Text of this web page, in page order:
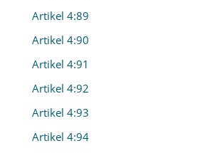
Artikel 4:89
Artikel 4:90
Artikel 4:91
Artikel 4:92
Artikel 4:93
Artikel 4:94